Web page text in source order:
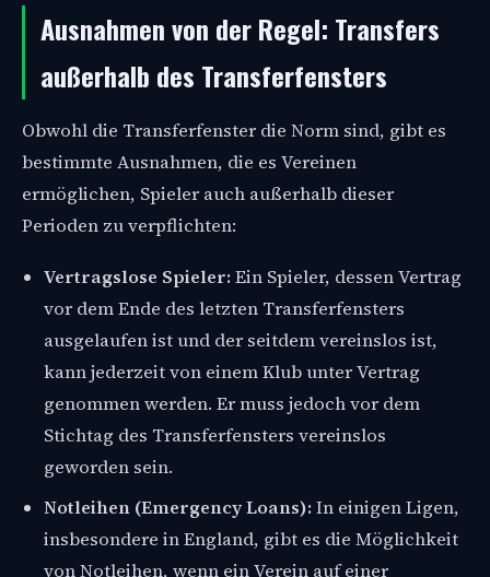
Ausnahmen von der Regel: Transfers
außerhalb des Transferfensters
Obwohl die Transferfenster die Norm sind, gibt es
bestimmte Ausnahmen, die es Vereinen
ermöglichen, Spieler auch außerhalb dieser
Perioden zu verpflichten:
Vertragslose Spieler:Ein Spieler, dessen Vertrag
vor dem Ende des letzten Transferfensters
ausgelaufen ist und der seitdem vereinslos ist,
kann jederzeit von einem Klub unter Vertrag
genommen werden. Er muss jedoch vor dem
Stichtag des Transferfensters vereinslos
geworden sein.
Notleihen (Emergency Loans):In einigen Ligen,
insbesondere in England, gibt es die Möglichkeit
von Notleihen, wenn ein Verein auf einer